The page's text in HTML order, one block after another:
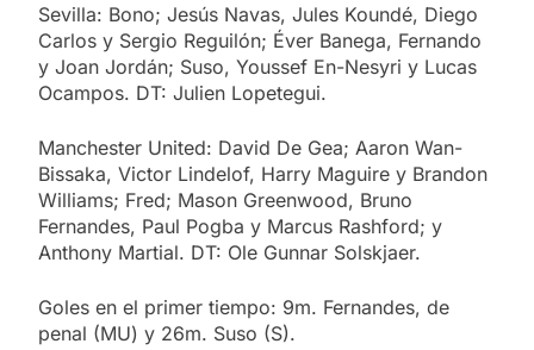
Sevilla: Bono; Jesús Navas, Jules Koundé, Diego
Carlos y Sergio Reguilón; Éver Banega, Fernando
y Joan Jordán; Suso, Youssef En-Nesyri y Lucas
Ocampos. DT: Julien Lopetegui.
Manchester United: David De Gea; Aaron Wan-
Bissaka, Victor Lindelof, Harry Maguire y Brandon
Williams; Fred; Mason Greenwood, Bruno
Fernandes, Paul Pogba y Marcus Rashford; y
Anthony Martial. DT: Ole Gunnar Solskjaer.
Goles en el primer tiempo: 9m. Fernandes, de
penal (MU) y 26m. Suso (S).